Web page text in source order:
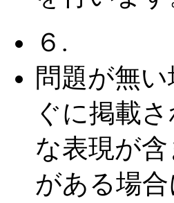
６.
問題が無
ぐに掲載
な表現が
がある場